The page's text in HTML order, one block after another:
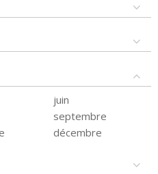
juin
septembre
décembre